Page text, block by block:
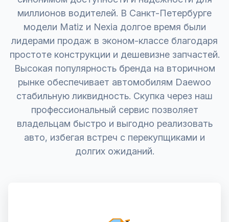
миллионов водителей. В Санкт-Петербурге
модели Matiz и Nexia долгое время были
лидерами продаж в эконом-классе благодаря
простоте конструкции и дешевизне запчастей.
Высокая популярность бренда на вторичном
рынке обеспечивает автомобилям Daewoo
стабильную ликвидность. Скупка через наш
профессиональный сервис позволяет
владельцам быстро и выгодно реализовать
авто, избегая встреч с перекупщиками и
долгих ожиданий.